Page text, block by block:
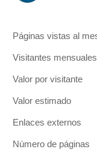
Páginas vistas al
Visitantes mensuales
Valor por visitante
Valor estimado
Enlaces externos
Número de páginas